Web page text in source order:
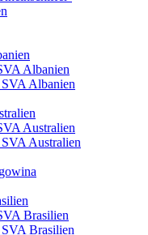
Albanien
Albanien
Australien
Australien
Brasilien
Brasilien